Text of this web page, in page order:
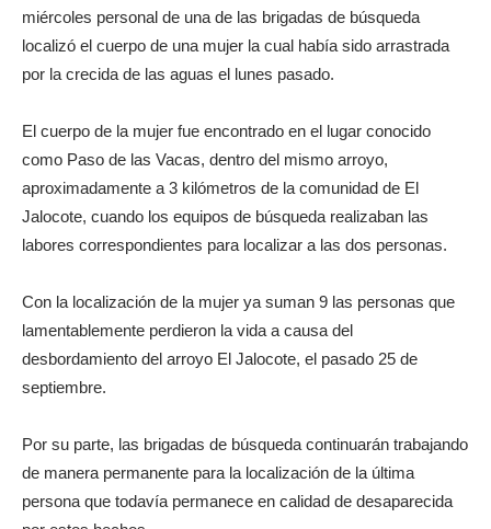
miércoles personal de una de las brigadas de búsqueda
localizó el cuerpo de una mujer la cual había sido arrastrada
por la crecida de las aguas el lunes pasado.
El cuerpo de la mujer fue encontrado en el lugar conocido
como Paso de las Vacas, dentro del mismo arroyo,
aproximadamente a 3 kilómetros de la comunidad de El
Jalocote, cuando los equipos de búsqueda realizaban las
labores correspondientes para localizar a las dos personas.
Con la localización de la mujer ya suman 9 las personas que
lamentablemente perdieron la vida a causa del
desbordamiento del arroyo El Jalocote, el pasado 25 de
septiembre.
Por su parte, las brigadas de búsqueda continuarán trabajando
de manera permanente para la localización de la última
persona que todavía permanece en calidad de desaparecida